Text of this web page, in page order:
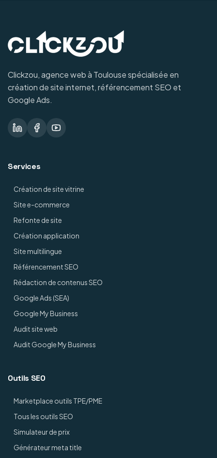
Clickzou, agence web à Toulouse spécialisée en
création de site internet, référencement SEO et
Google Ads.
Services
Création de site vitrine
Site e-commerce
Refonte de site
Création application
Site multilingue
Référencement SEO
Rédaction de contenus SEO
Google Ads (SEA)
Google My Business
Audit site web
Audit Google My Business
Outils SEO
Marketplace outils TPE/PME
Tous les outils SEO
Simulateur de prix
Générateur meta title